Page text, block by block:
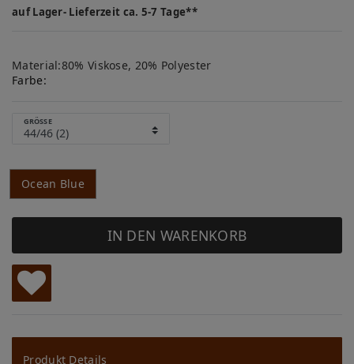
auf Lager- Lieferzeit ca. 5-7 Tage**
Material:80% Viskose, 20% Polyester
Farbe:
GRÖSSE
Ocean Blue
IN DEN WARENKORB
W
u
Produkt Details